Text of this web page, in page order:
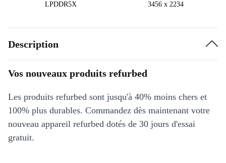
LPDDR5X
3456 x 2234
Description
Vos nouveaux produits refurbed
Les produits refurbed sont jusqu'à 40% moins chers et
100% plus durables. Commandez dès maintenant votre
nouveau appareil refurbed dotés de 30 jours d'essai
gratuit.